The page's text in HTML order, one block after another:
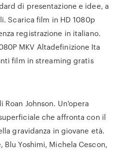
di presentazione e idee, a
Scarica film in HD 1080p
registrazione in italiano.
MKV Altadefinizione Ita
film in streaming gratis
Roan Johnson. Un'opera
che affronta con il
gravidanza in giovane età.
Blu Yoshimi, Michela Cescon,